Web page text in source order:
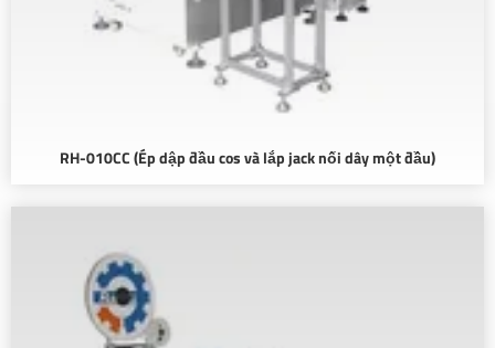
RH-010CC (Ép dập đầu cos và lắp jack nối dây một đầu)